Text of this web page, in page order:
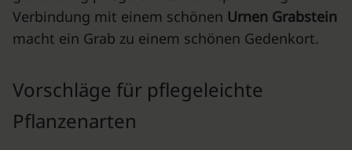
Verbindung mit einem schönen Urnen Grabstein
macht ein Grab zu einem schönen Gedenkort.
Vorschläge für pflegeleichte
Pflanzenarten